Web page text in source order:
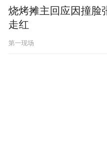
烧烤摊主回应因撞脸
走红
第一现场